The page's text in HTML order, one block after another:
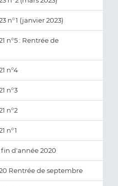
n°1 (janvier 2023)
n°5 : Rentrée de
n°4
n°3
n°2
n°1
d'année 2020
Rentrée de septembre